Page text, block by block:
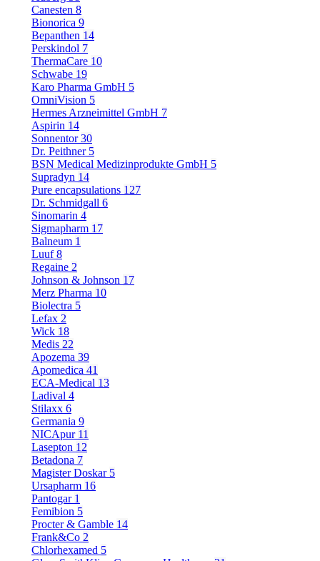
Canesten 8
Bionorica 9
Bepanthen 14
Perskindol 7
ThermaCare 10
Schwabe 19
Karo Pharma GmbH 5
OmniVision 5
Hermes Arzneimittel GmbH 7
Aspirin 14
Sonnentor30
Dr. Peithner 5
BSN Medical Medizinprodukte GmbH 5
Supradyn 14
Pure encapsulations 127
Dr. Schmidgall 6
Sinomarin 4
Sigmapharm 17
Balneum 1
Luuf8
Regaine 2
Johnson & Johnson 17
Merz Pharma 10
Biolectra 5
Lefax 2
Wick 18
Medis 22
Apozema 39
Apomedica 41
ECA-Medical 13
Ladival 4
Stilaxx 6
Germania 9
NICApur 11
Lasepton 12
Betadona 7
Magister Doskar 5
Ursapharm 16
Pantogar 1
Femibion 5
Procter & Gamble 14
Frank&Co 2
Chlorhexamed 5